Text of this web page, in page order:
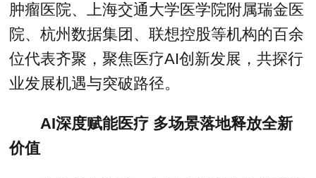
肿瘤医院、上海交通大学医学院附属瑞金医
院、杭州数据集团、联想控股等机构的百余
位代表齐聚，聚焦医疗AI创新发展，共探行
业发展机遇与突破路径。
AI深度赋能医疗 多场景落地释放全新
价值